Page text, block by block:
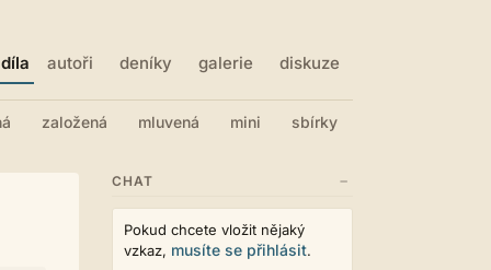
díla autoři deníky galerie diskuze
založená mluvená mini sbírky
CHAT −
Pokud chcete vložit nějaký
vzkaz, musíte se přihlásit.